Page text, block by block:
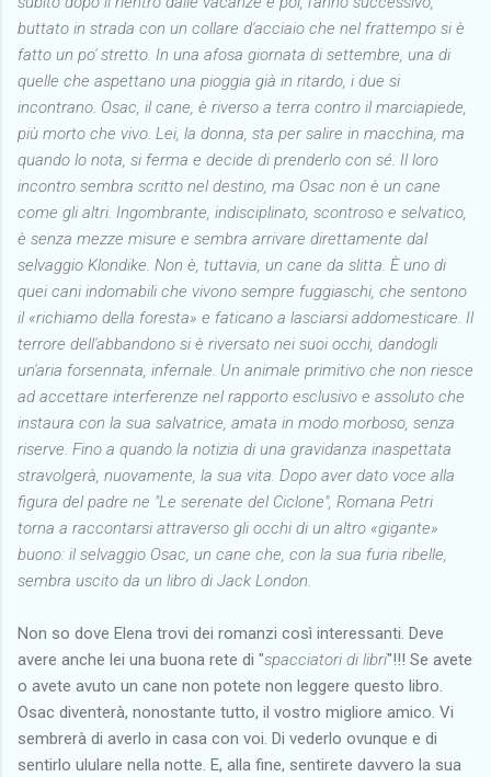
buttato in strada con un collare d'acciaio che nel frattempo si è
fatto un po' stretto. In una afosa giornata di settembre, una di
quelle che aspettano una pioggia già in ritardo, i due si
incontrano. Osac, il cane, è riverso a terra contro il marciapiede,
più morto che vivo. Lei, la donna, sta per salire in macchina, ma
quando lo nota, si ferma e decide di prenderlo con sé. Il loro
incontro sembra scritto nel destino, ma Osac non è un cane
come gli altri. Ingombrante, indisciplinato, scontroso e selvatico,
è senza mezze misure e sembra arrivare direttamente dal
selvaggio Klondike. Non è, tuttavia, un cane da slitta. È uno di
quei cani indomabili che vivono sempre fuggiaschi, che sentono
il «richiamo della foresta» e faticano a lasciarsi addomesticare. Il
terrore dell'abbandono si è riversato nei suoi occhi, dandogli
un'aria forsennata, infernale. Un animale primitivo che non riesce
ad accettare interferenze nel rapporto esclusivo e assoluto che
instaura con la sua salvatrice, amata in modo morboso, senza
riserve. Fino a quando la notizia di una gravidanza inaspettata
stravolgerà, nuovamente, la sua vita. Dopo aver dato voce alla
figura del padre ne "Le serenate del Ciclone", Romana Petri
torna a raccontarsi attraverso gli occhi di un altro «gigante»
buono: il selvaggio Osac, un cane che, con la sua furia ribelle,
sembra uscito da un libro di Jack London.
Non so dove Elena trovi dei romanzi così interessanti. Deve
avere anche lei una buona rete di "spacciatori di libri"!!! Se avete
o avete avuto un cane non potete non leggere questo libro.
Osac diventerà, nonostante tutto, il vostro migliore amico. Vi
sembrerà di averlo in casa con voi. Di vederlo ovunque e di
sentirlo ululare nella notte. E, alla fine, sentirete davvero la sua